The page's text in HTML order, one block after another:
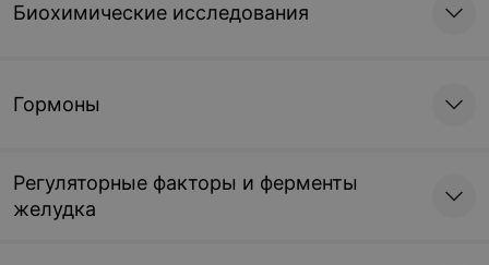
16,11 руб.
152,51 руб.
Биохимические исследования
Гормоны
Регуляторные факторы и ферменты
желудка